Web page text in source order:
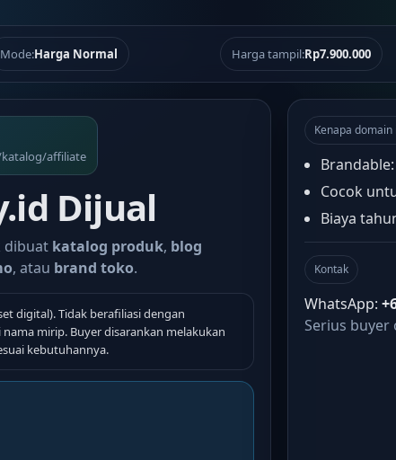
Mode:Harga Normal Harga tampil:Rp7.900.000
affiliate
Dijual
dibuat katalog produk, blog
, atau brand toko.
digital). Tidak berafiliasi dengan
mirip. Buyer disarankan melakukan
kebutuhannya.
Kenapa
Brandable:
Cocok
Biaya
Kontak
WhatsApp:
Serius buyer